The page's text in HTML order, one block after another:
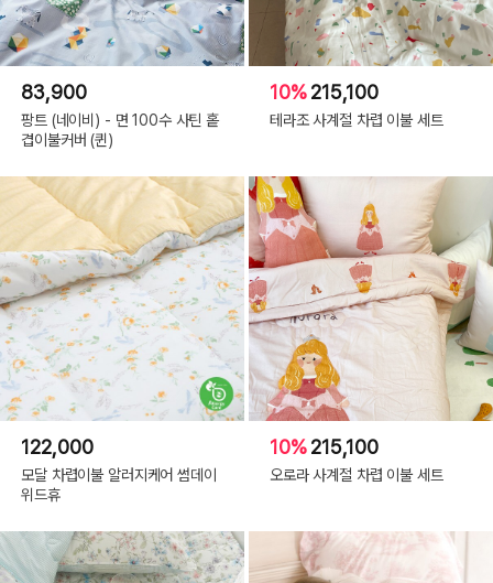
83,900
팡트 (네이비) - 면 100수 사틴 홑
겹이불커버 (퀸)
10%215,100
테라조 사계절 차렵 이불 세트
122,000
모달 차렵이불 알러지케어 썸데이
위드휴
10%215,100
오로라 사계절 차렵 이불 세트